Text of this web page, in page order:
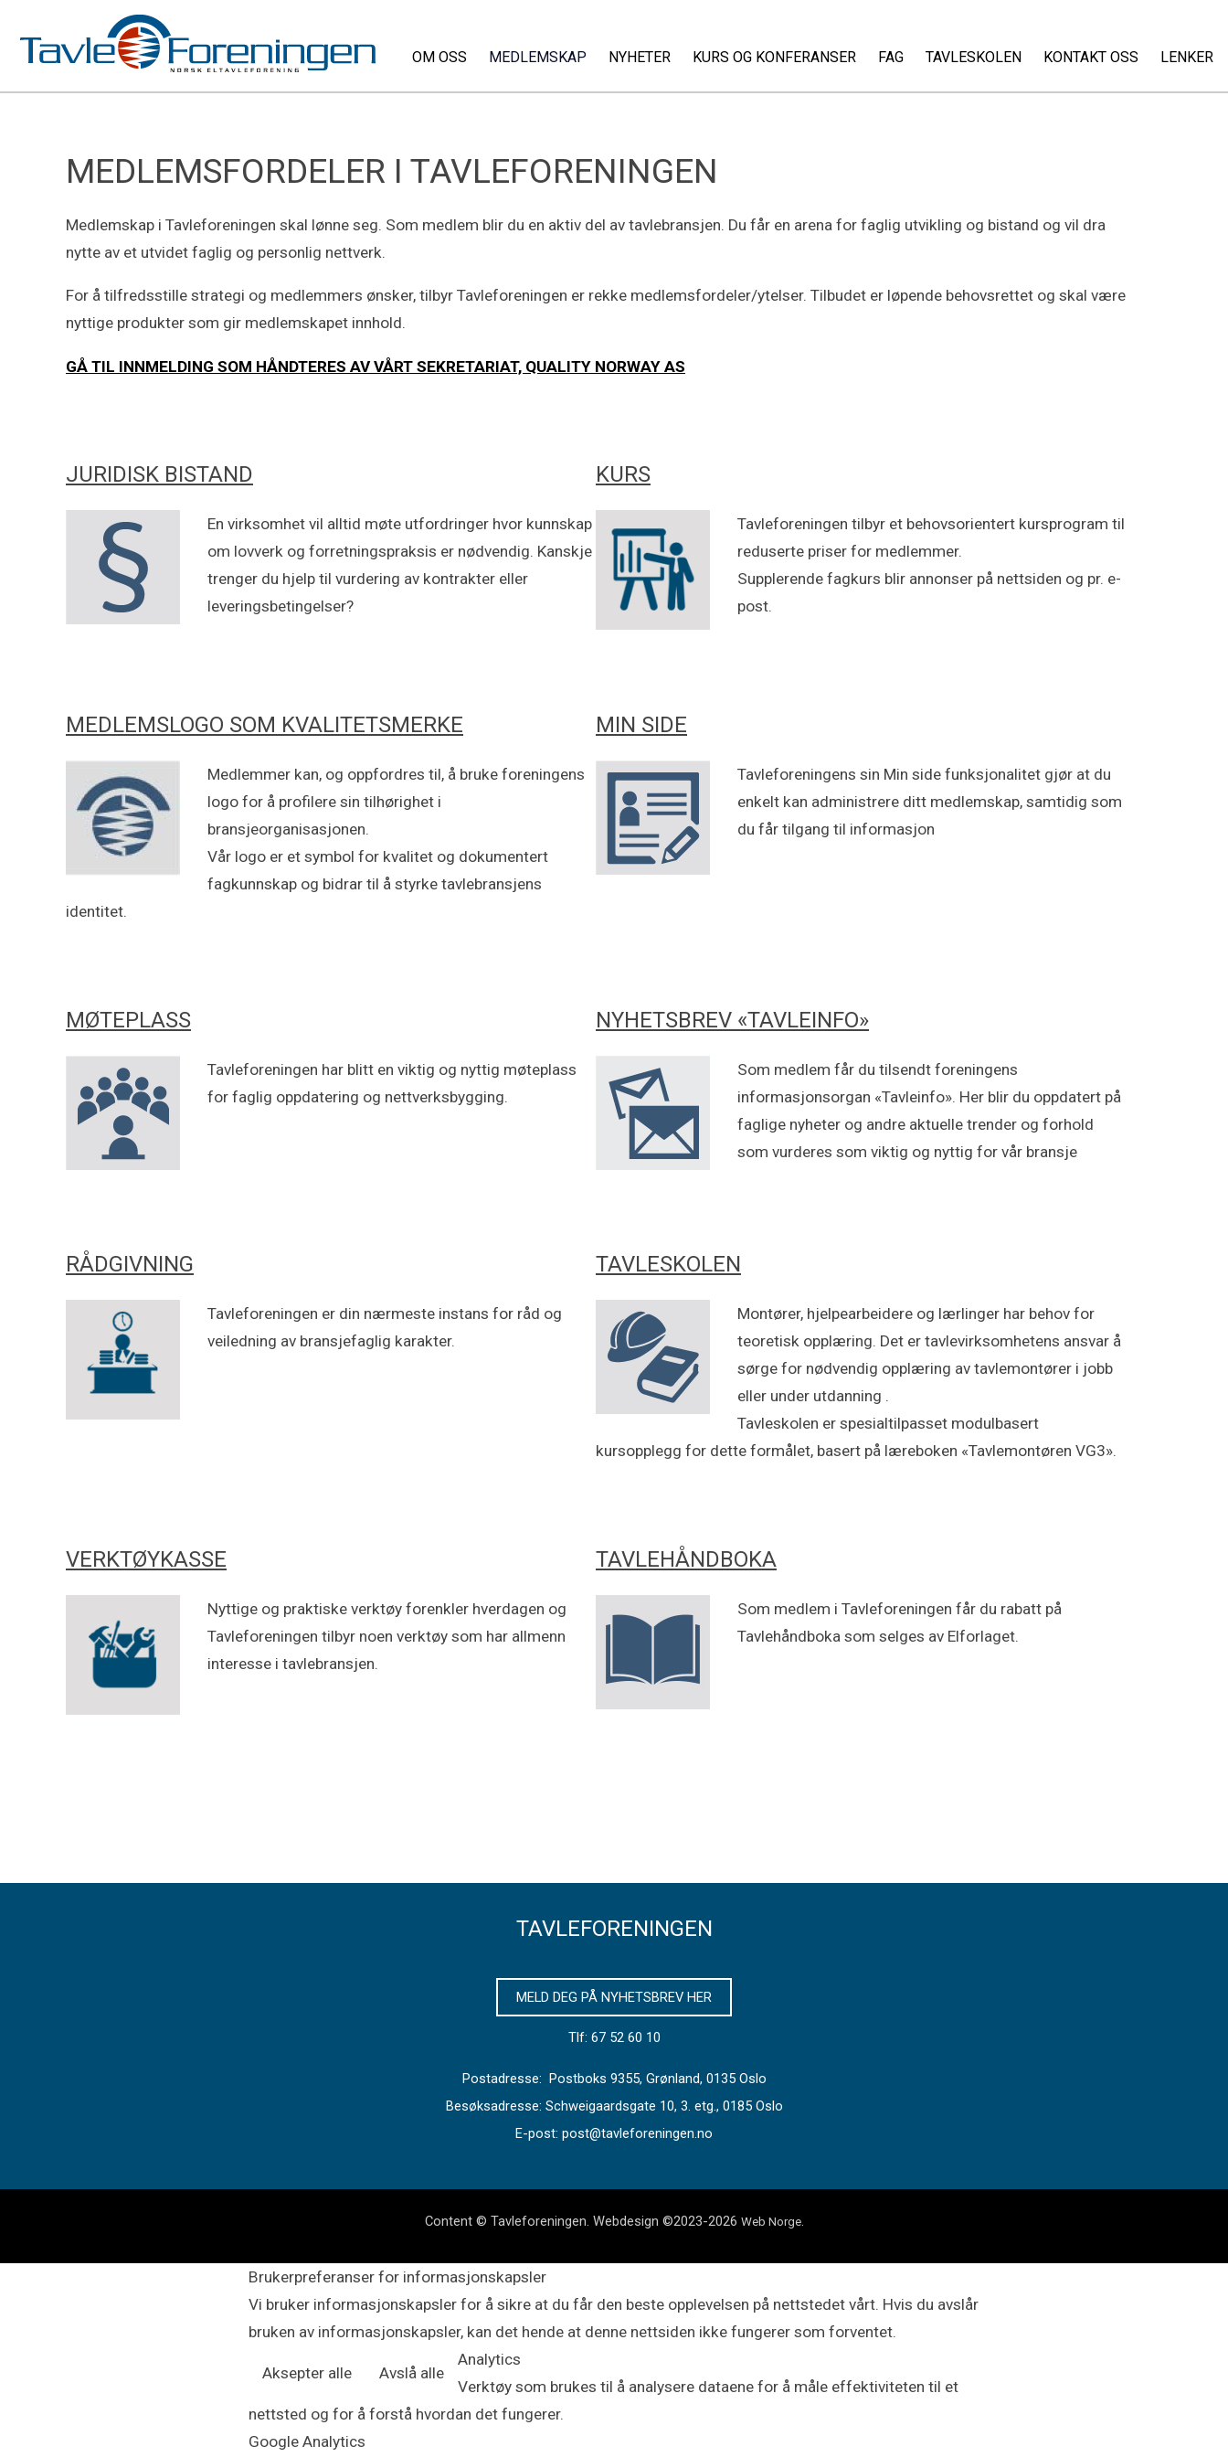
OM OSS MEDLEMSKAP NYHETER KURS OG KONFERANSER FAG TAVLESKOLEN KONTAKT OSS LENKER
MEDLEMSFORDELER I TAVLEFORENINGEN
Medlemskap i Tavleforeningen skal lønne seg. Som medlem blir du en aktiv del av tavlebransjen. Du får en arena for faglig utvikling og bistand og vil dra
nytte av et utvidet faglig og personlig nettverk.
For å tilfredsstille strategi og medlemmers ønsker, tilbyr Tavleforeningen er rekke medlemsfordeler/ytelser. Tilbudet er løpende behovsrettet og skal være
nyttige produkter som gir medlemskapet innhold.
GÅ TIL INNMELDING SOM HÅNDTERES AV VÅRT SEKRETARIAT, QUALITY NORWAY AS
JURIDISK BISTAND
En virksomhet vil alltid møte utfordringer hvor kunnskap
om lovverk og forretningspraksis er nødvendig. Kanskje
trenger du hjelp til vurdering av kontrakter eller
leveringsbetingelser?
KURS
Tavleforeningen tilbyr et behovsorientert kursprogram til
reduserte priser for medlemmer.
Supplerende fagkurs blir annonser på nettsiden og pr. e-
post.
MEDLEMSLOGO SOM KVALITETSMERKE
Medlemmer kan, og oppfordres til, å bruke foreningens
logo for å profilere sin tilhørighet i
bransjeorganisasjonen.
Vår logo er et symbol for kvalitet og dokumentert
fagkunnskap og bidrar til å styrke tavlebransjens
identitet.
MIN SIDE
Tavleforeningens sin Min side funksjonalitet gjør at du
enkelt kan administrere ditt medlemskap, samtidig som
du får tilgang til informasjon
MØTEPLASS
Tavleforeningen har blitt en viktig og nyttig møteplass
for faglig oppdatering og nettverksbygging.
NYHETSBREV «TAVLEINFO»
Som medlem får du tilsendt foreningens
informasjonsorgan «Tavleinfo». Her blir du oppdatert på
faglige nyheter og andre aktuelle trender og forhold
som vurderes som viktig og nyttig for vår bransje
RÅDGIVNING
Tavleforeningen er din nærmeste instans for råd og
veiledning av bransjefaglig karakter.
TAVLESKOLEN
Montører, hjelpearbeidere og lærlinger har behov for
teoretisk opplæring. Det er tavlevirksomhetens ansvar å
sørge for nødvendig opplæring av tavlemontører i jobb
eller under utdanning .
Tavleskolen er spesialtilpasset modulbasert
kursopplegg for dette formålet, basert på læreboken «Tavlemontøren VG3».
VERKTØYKASSE
Nyttige og praktiske verktøy forenkler hverdagen og
Tavleforeningen tilbyr noen verktøy som har allmenn
interesse i tavlebransjen.
TAVLEHÅNDBOKA
Som medlem i Tavleforeningen får du rabatt på
Tavlehåndboka som selges av Elforlaget.
TAVLEFORENINGEN
MELD DEG PÅ NYHETSBREV HER
Tlf: 67 52 60 10
Postadresse: Postboks 9355, Grønland, 0135 Oslo
Besøksadresse: Schweigaardsgate 10, 3. etg., 0185 Oslo
E-post: post@tavleforeningen.no
Content © Tavleforeningen. Webdesign ©2023-2026 Web Norge.
Brukerpreferanser for informasjonskapsler
Vi bruker informasjonskapsler for å sikre at du får den beste opplevelsen på nettstedet vårt. Hvis du avslår
bruken av informasjonskapsler, kan det hende at denne nettsiden ikke fungerer som forventet.
Aksepter alle Avslå alle
Analytics
Verktøy som brukes til å analysere dataene for å måle effektiviteten til et
nettsted og for å forstå hvordan det fungerer.
Google Analytics